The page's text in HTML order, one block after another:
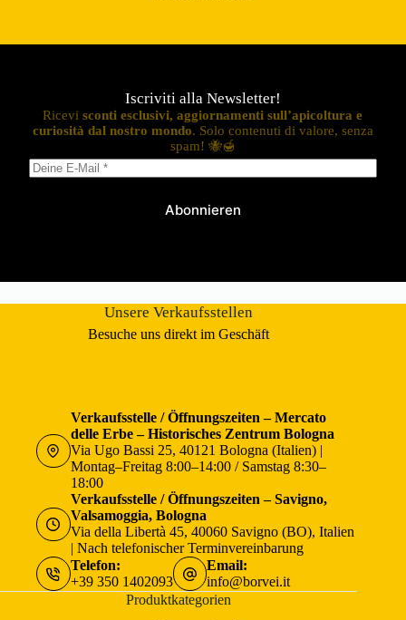
Iscriviti alla Newsletter!
Ricevisconti esclusivi, aggiornamenti sull’apicoltura e
curiosità dal nostro mondo. Solo contenuti di valore, senza
spam! 🐝🍯
Abonnieren
Unsere Verkaufsstellen
Besuche uns direkt im Geschäft
Verkaufsstelle / Öffnungszeiten – Mercato
delle Erbe – Historisches Zentrum Bologna
Via Ugo Bassi 25, 40121 Bologna (Italien) |
Montag–Freitag 8:00–14:00 / Samstag 8:30–
18:00
Verkaufsstelle / Öffnungszeiten – Savigno,
Valsamoggia, Bologna
Via della Libertà 45, 40060 Savigno (BO), Italien
| Nach telefonischer Terminvereinbarung
Telefon:
+39 350 1402093
Email:
info@borvei.it
Produktkategorien